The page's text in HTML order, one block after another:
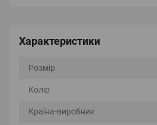
Характеристики
Розмір
Колір
Країна-виробник